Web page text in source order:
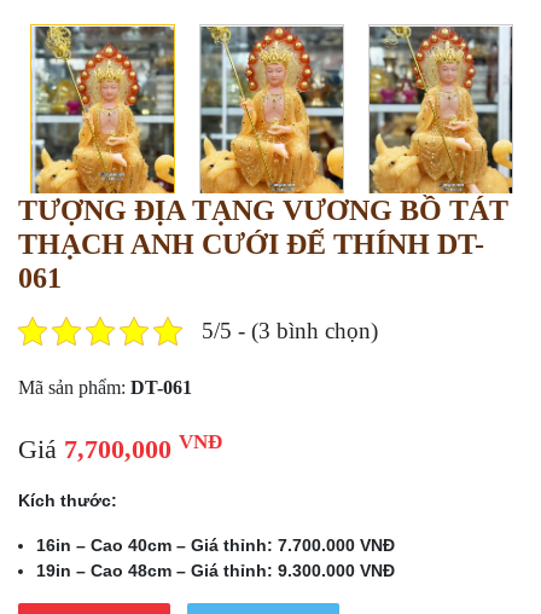
TƯỢNG ĐỊA TẠNG VƯƠNG BỒ TÁT
THẠCH ANH CƯỚI ĐẾ THÍNH DT-
061
5/5 - (3 bình chọn)
Mã sản phẩm: DT-061
Giá 7,700,000 VNĐ
Kích thước:
16in – Cao 40cm – Giá thỉnh: 7.700.000 VNĐ
19in – Cao 48cm – Giá thỉnh: 9.300.000 VNĐ